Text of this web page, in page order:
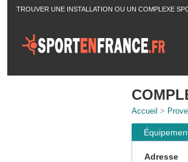
TROUVER UNE INSTALLATION OU UN COMPLEXE
Accueil >
Adresse